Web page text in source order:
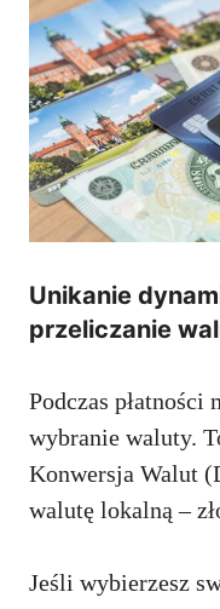
Unikanie
przeliczanie
Podczas płatności
wybranie waluty.
Konwersja Walut
walutę lokalną –
Jeśli wybierzesz